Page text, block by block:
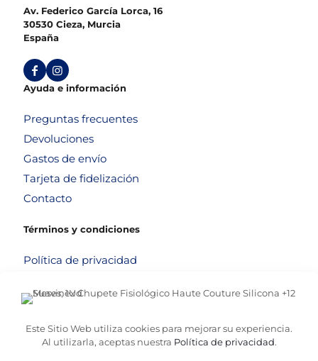
Av. Federico García Lorca, 16
30530 Cieza, Murcia
España
Ayuda e información
Preguntas frecuentes
Devoluciones
Gastos de envío
Tarjeta de fidelización
Contacto
Términos y condiciones
Política de privacidad
Aviso legal
Este Sitio Web utiliza cookies para mejorar su experiencia.
Al utilizarla, aceptas nuestra Política de privacidad.